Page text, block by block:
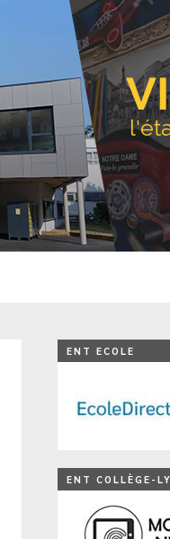
ENT ECOLE
ENT COLLÈGE-